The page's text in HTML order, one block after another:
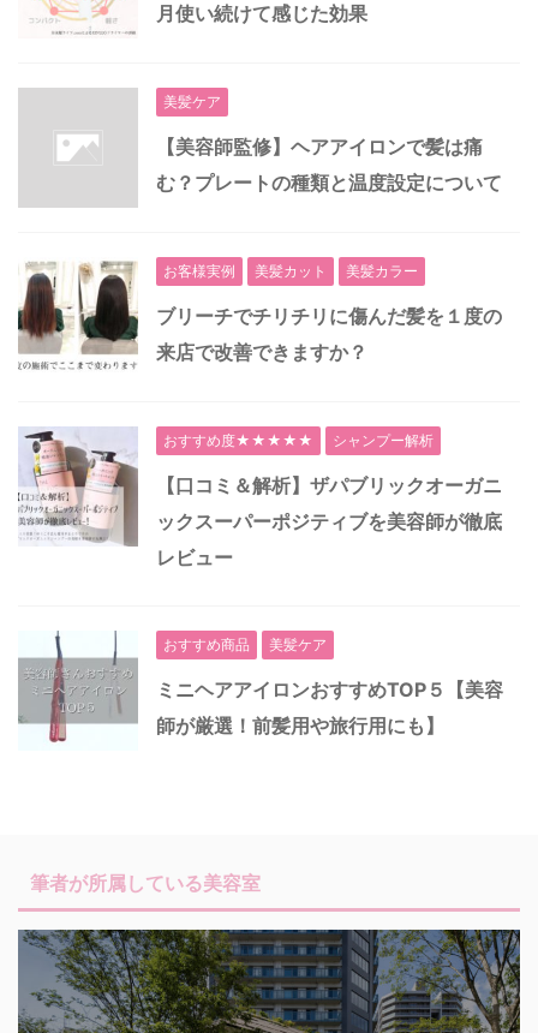
月使い続けて感じた効果
美髪ケア
【美容師監修】ヘアアイロンで髪は痛
む？プレートの種類と温度設定について
お客様実例 美髪カット 美髪カラー
ブリーチでチリチリに傷んだ髪を１度の
来店で改善できますか？
おすすめ度★★★★★ シャンプー解析
【口コミ＆解析】ザパブリックオーガニ
ックスーパーポジティブを美容師が徹底
レビュー
おすすめ商品 美髪ケア
ミニヘアアイロンおすすめTOP５【美容
師が厳選！前髪用や旅行用にも】
筆者が所属している美容室